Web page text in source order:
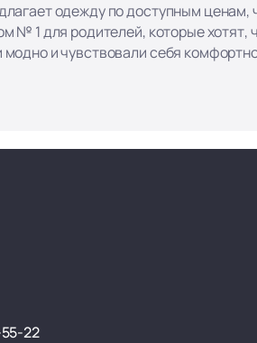
одежду по доступным ценам,
№ 1 для родителей, которые хотят,
модно и чувствовали себя
22